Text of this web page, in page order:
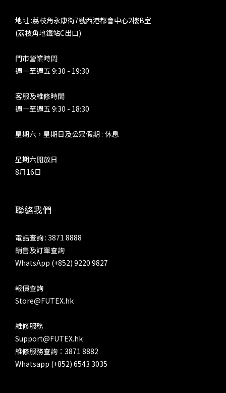
地址 :荔枝角永康街7號西港都會中心2樓B室
(荔枝角地鐵站C出口)
門市營業時間
週一至週五 9:30 - 19:30
客服及維修時間
週一至週五 9:30 - 18:30
星期六，星期日及公眾假期 : 休息
星期六開放日
8月16日
聯絡我們
電話查詢 : 3871 8888
銷售及訂單查詢
WhatsApp (+852) 9220 9827
報價查詢
Store@FUTEX.hk
維修服務
Support@FUTEX.hk
維修服務查詢：3871 8882
Whatsapp (+852) 6543 3035